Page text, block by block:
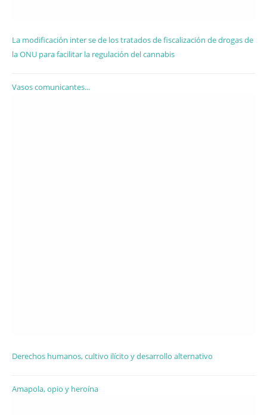
La modificación inter se de los tratados de fiscalización de drogas de
la ONU para facilitar la regulación del cannabis
Vasos comunicantes...
Derechos humanos, cultivo ilícito y desarrollo alternativo
Amapola, opio y heroína